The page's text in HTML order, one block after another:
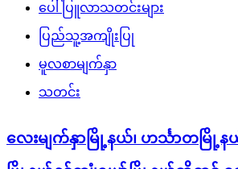
ပေါ်ပြူလာသတင်းများ
ပြည်သူ့အကျိုးပြု
မူလစာမျက်နှာ
သတင်း
လေးမျက်နှာမြို့နယ်၊ ဟင်္သာတမြို့န